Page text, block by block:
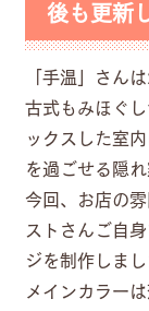
後も更新
「手温」さん
古式もみほぐ
ックスした室
を過ごせる隠
今回、お店の
ストさんご自
ジを制作しまし
メインカラー